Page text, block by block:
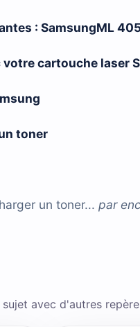
: SamsungML
cartouche laser
toner
un toner... par
avec d'autres